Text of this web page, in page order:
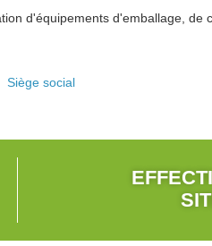
d'équipements d'emballage, de
Siège social